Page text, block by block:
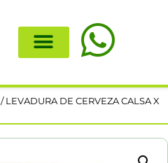
/ LEVADURA DE CERVEZA CALSA X